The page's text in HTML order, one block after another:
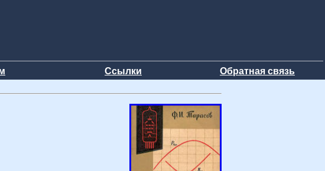
Ссылки Обратная связь